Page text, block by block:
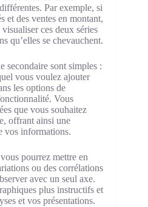
Par exemple, si
et des ventes en montant,
ces deux séries
qu’elles se chevauchent.
secondaire sont simples :
vous voulez ajouter
les options de
Vous
que vous souhaitez
offrant ainsi une
vos informations.
pourrez mettre en
ou des corrélations
avec un seul axe.
plus instructifs et
et vos présentations.